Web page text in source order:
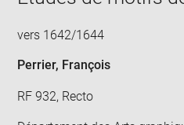
vers 1642/1644
Perrier, François
RF 932, Recto